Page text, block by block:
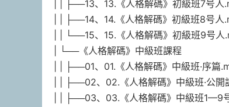
| | ├──13、13.《人格解碼》初級班7号
| | ├──14、14.《人格解碼》初級班8号人
| | └──15、15.《人格解碼》初級班9号
| └──《人格解碼》中級班課程
| | ├──01、01.《人格解碼》中級班·序篇
| | ├──02、02.《人格解碼》中級班·公
| | ├──03、03.《人格解碼》中級班1—9